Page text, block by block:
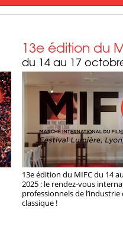
13e édition du
du 14 au 17
13e édition du MIFC du 14
2025 : le rendez-vous
professionnels de
classique !